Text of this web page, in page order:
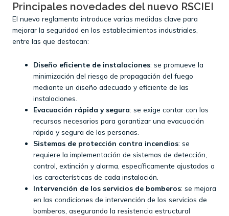
Principales novedades del nuevo RSCIEI
El nuevo reglamento introduce varias medidas clave para
mejorar la seguridad en los establecimientos industriales,
entre las que destacan:​
Diseño eficiente de instalaciones: se promueve la
minimización del riesgo de propagación del fuego
mediante un diseño adecuado y eficiente de las
instalaciones.​
Evacuación rápida y segura: se exige contar con los
recursos necesarios para garantizar una evacuación
rápida y segura de las personas.​
Sistemas de protección contra incendios: se
requiere la implementación de sistemas de detección,
control, extinción y alarma, específicamente ajustados a
las características de cada instalación.​
Intervención de los servicios de bomberos: se mejora
en las condiciones de intervención de los servicios de
bomberos, asegurando la resistencia estructural